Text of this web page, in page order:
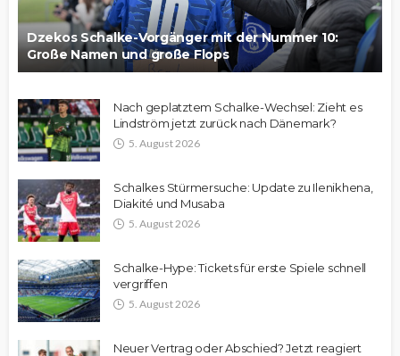
Dzekos Schalke-Vorgänger mit der Nummer 10:
Große Namen und große Flops
Nach geplatztem Schalke-Wechsel: Zieht es
Lindström jetzt zurück nach Dänemark?
5. August 2026
Schalkes Stürmersuche: Update zu Ilenikhena,
Diakité und Musaba
5. August 2026
Schalke-Hype: Tickets für erste Spiele schnell
vergriffen
5. August 2026
Neuer Vertrag oder Abschied? Jetzt reagiert